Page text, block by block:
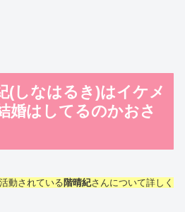
(しなはるき)はイケメ
婚はしてるのかおさ
動されている 階晴紀さんについて詳しく